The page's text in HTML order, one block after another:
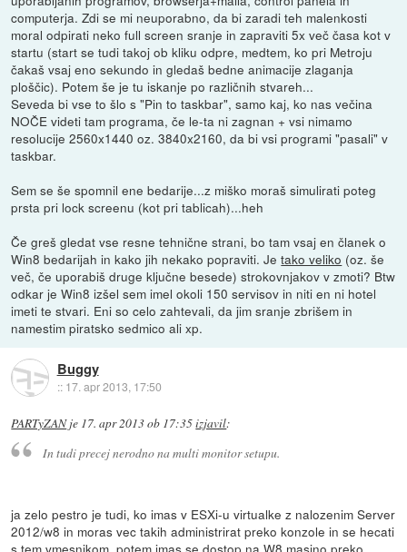
computerja. Zdi se mi neuporabno, da bi zaradi teh malenkosti
moral odpirati neko full screen sranje in zapraviti 5x več časa kot v
startu (start se tudi takoj ob kliku odpre, medtem, ko pri Metroju
čakaš vsaj eno sekundo in gledaš bedne animacije zlaganja
ploščic). Potem še je tu iskanje po različnih stvareh...
Seveda bi vse to šlo s "Pin to taskbar", samo kaj, ko nas večina
NOČE videti tam programa, če le-ta ni zagnan + vsi nimamo
resolucije 2560x1440 oz. 3840x2160, da bi vsi programi "pasali" v
taskbar.
Sem se še spomnil ene bedarije...z miško moraš simulirati poteg
prsta pri lock screenu (kot pri tablicah)...heh
Če greš gledat vse resne tehnične strani, bo tam vsaj en članek o
Win8 bedarijah in kako jih nekako popraviti. Jetako veliko (oz. še
več, če uporabiš druge ključne besede) strokovnjakov v zmoti? Btw
odkar je Win8 izšel sem imel okoli 150 servisov in niti en ni hotel
imeti te stvari. Eni so celo zahtevali, da jim sranje zbrišem in
namestim piratsko sedmico ali xp.
Buggy
:: 17. apr 2013, 17:50
PARTyZANje 17. apr 2013 ob 17:35izjavil:
In tudi precej nerodno na multi monitor setupu.
ja zelo pestro je tudi, ko imas v ESXi-u virtualke z nalozenim Server
2012/w8 in moras vec takih administrirat preko konzole in se hecati